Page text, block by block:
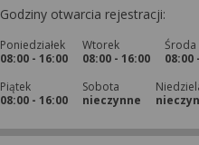
Godziny otwarcia rejestracji:
Poniedziałek
08:00 - 16:00
Wtorek
08:00 - 16:00
Środa
08:00
Piątek
08:00 - 16:00
Sobota
nieczynne